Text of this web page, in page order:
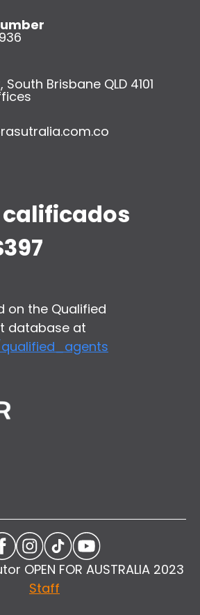
Brisbane QLD 4101
on the Qualified
database at
OPEN FOR AUSTRALIA 2023
Staff